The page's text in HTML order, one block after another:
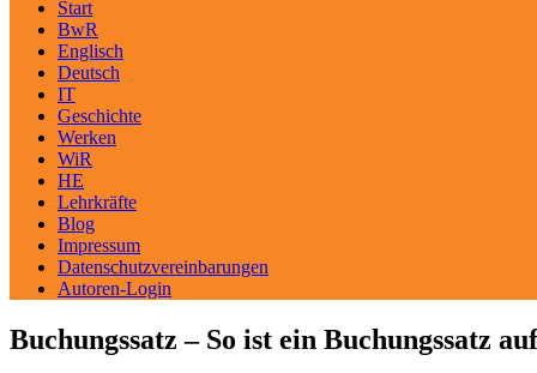
contentStart
BwR
Englisch
Deutsch
IT
Geschichte
Werken
WiR
HE
Lehrkräfte
Blog
Impressum
Datenschutzvereinbarungen
Autoren-Login
Buchungssatz – So ist ein Buchungssatz